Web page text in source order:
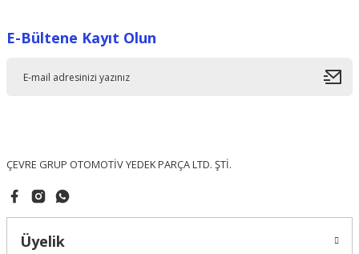
Ürün resmi kalitesiz, bozuk veya görüntülenemiyor.
E-Bültene Kayıt Olun
ÇEVRE GRUP OTOMOTİV YEDEK PARÇA LTD. ŞTİ.
Üyelik